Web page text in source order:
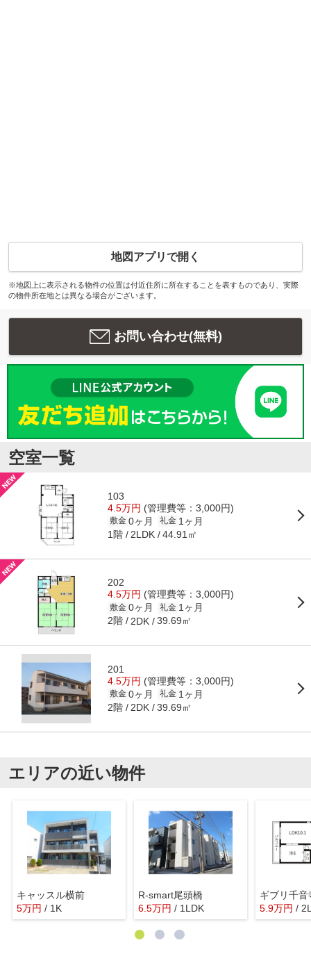
地図アプリで開く
※地図上に表示される物件の位置は付近住所に所在することを表すものであり、実際
の物件所在地とは異なる場合がございます。
お問い合わせ(無料)
空室一覧
103
4.5万円 (管理費等：3,000円)
敷金 0ヶ月 礼金 1ヶ月
1階 2LDK 44.91㎡
202
4.5万円 (管理費等：3,000円)
敷金 0ヶ月 礼金 1ヶ月
2階 2DK 39.69㎡
201
4.5万円 (管理費等：3,000円)
敷金 0ヶ月 礼金 1ヶ月
2階 2DK 39.69㎡
エリアの近い物件
キャッスル横前
5万円 / 1K
R-smart尾頭橋
6.5万円 / 1LDK
ギブリ千音
5.9万円 /